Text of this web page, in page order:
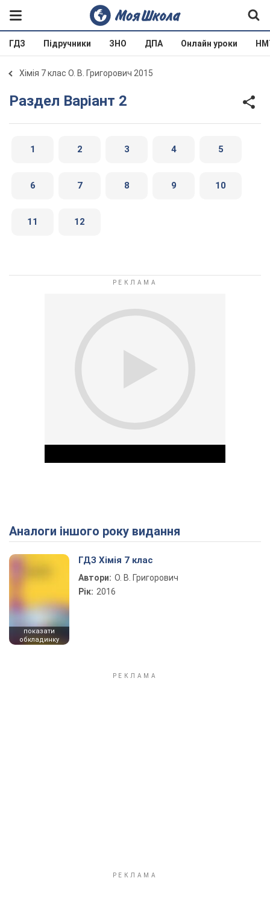
ГДЗ Підручники ЗНО ДПА Онлайн уроки
Хімія 7 клас О. В. Григорович 2015
Раздел Варіант 2
1 2 3 4 5
6 7 8 9 10
11 12
Play Video
Аналоги іншого року видання
показати
обкладинку
ГДЗ Хімія 7 клас
Автори: О. В. Григорович
Рік: 2016